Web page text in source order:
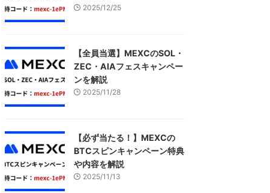
2025/12/25
【全員当選】MEXCのSOL・
ZEC・AIAフェスキャンペー
ンを解説
2025/11/28
【必ず当たる！】MEXCの
BTCスピンキャンペーン特典
や内容を解説
2025/11/13